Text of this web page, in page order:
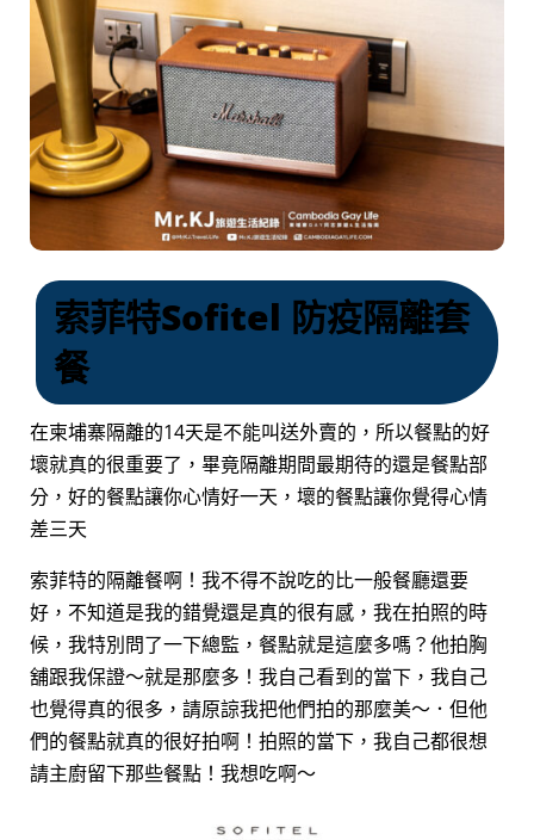
索菲特Sofitel 防疫隔離套
餐
在柬埔寨隔離的14天是不能叫送外賣的，所以餐點的好
壞就真的很重要了，畢竟隔離期間最期待的還是餐點部
分，好的餐點讓你心情好一天，壞的餐點讓你覺得心情
差三天
索菲特的隔離餐啊！我不得不說吃的比一般餐廳還要
好，不知道是我的錯覺還是真的很有感，我在拍照的時
候，我特別問了一下總監，餐點就是這麼多嗎？他拍胸
舖跟我保證～就是那麼多！我自己看到的當下，我自己
也覺得真的很多，請原諒我把他們拍的那麼美～．但他
們的餐點就真的很好拍啊！拍照的當下，我自己都很想
請主廚留下那些餐點！我想吃啊～